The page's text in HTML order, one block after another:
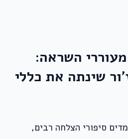
השראה:
שינתה את כללי
סיפורי הצלחה רבים,